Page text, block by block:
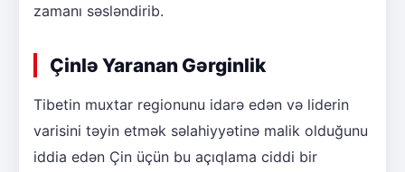
zamanı səsləndirib.
Çinlə Yaranan Gərginlik
Tibetin muxtar regionunu idarə edən və liderin
varisini təyin etmək səlahiyyətinə malik olduğunu
iddia edən Çin üçün bu açıqlama ciddi bir